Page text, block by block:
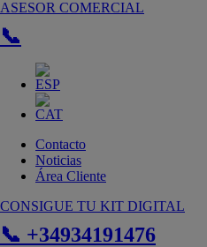
Ir
contenido
ASESOR COMERCIAL
📞
Contacto
Noticias
Área Cliente
CONSIGUE TU KIT DIGITAL
📞 +34934191476